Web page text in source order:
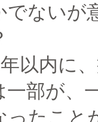
でないが
以内に
一部が、
ったこと